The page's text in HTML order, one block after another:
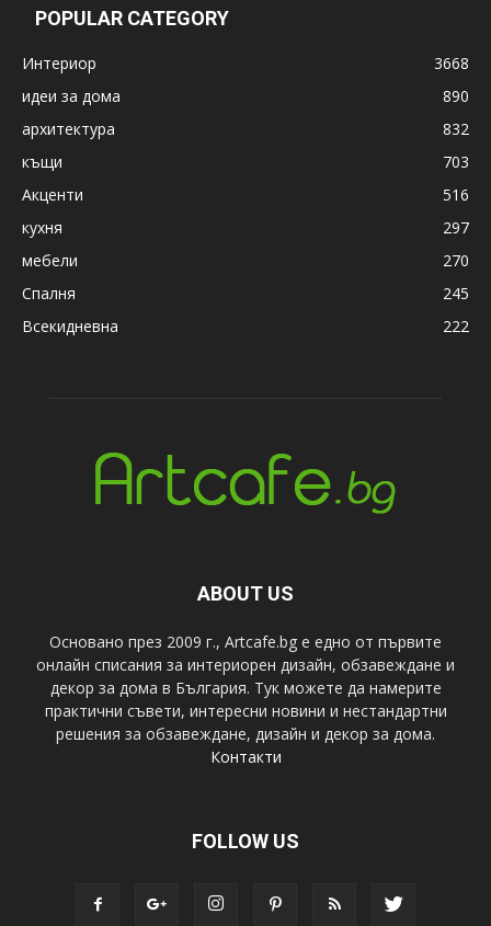
POPULAR CATEGORY
Интериор
3668
идеи за дома
890
архитектура
832
къщи
703
Акценти
516
кухня
297
мебели
270
Спалня
245
Всекидневна
222
ABOUT US
Основано през 2009 г., Artcafe.bg е едно от първите
онлайн списания за интериорен дизайн, обзавеждане и
декор за дома в България. Тук можете да намерите
практични съвети, интересни новини и нестандартни
решения за обзавеждане, дизайн и декор за дома.
Контакти
FOLLOW US